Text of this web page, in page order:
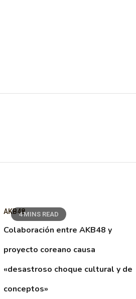
4 MINS READ
AKB48
Colaboración entre AKB48 y
proyecto coreano causa
«desastroso choque cultural y de
conceptos»